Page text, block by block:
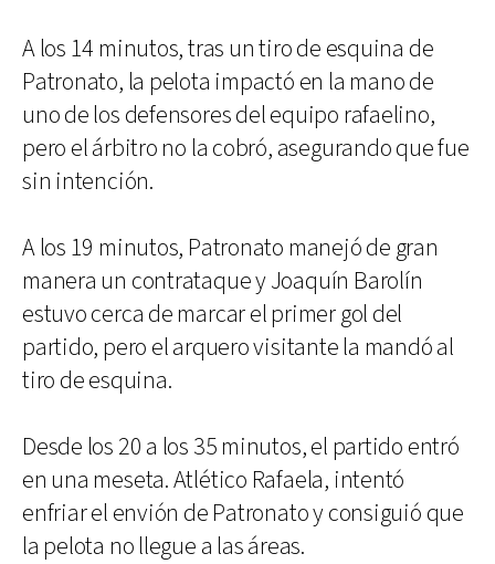
A los 14 minutos, tras un tiro de esquina de
Patronato, la pelota impactó en la mano de
uno de los defensores del equipo rafaelino,
pero el árbitro no la cobró, asegurando que fue
sin intención.
A los 19 minutos, Patronato manejó de gran
manera un contrataque y Joaquín Barolín
estuvo cerca de marcar el primer gol del
partido, pero el arquero visitante la mandó al
tiro de esquina.
Desde los 20 a los 35 minutos, el partido entró
en una meseta. Atlético Rafaela, intentó
enfriar el envión de Patronato y consiguió que
la pelota no llegue a las áreas.